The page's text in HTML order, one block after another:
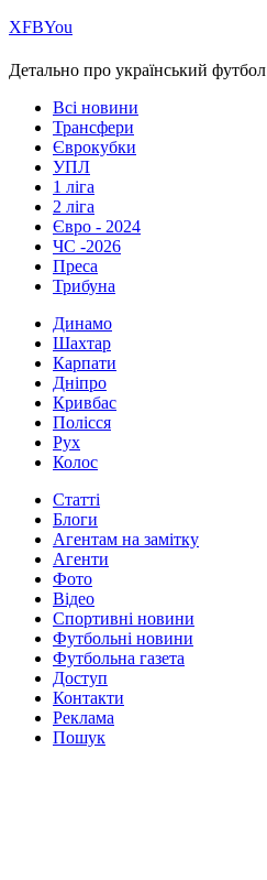
ХFBYou
Детально про український футбол
Всі новини
Трансфери
Єврокубки
УПЛ
1 ліга
2 ліга
Євро - 2024
ЧС -2026
Преса
Трибуна
Динамо
Шахтар
Карпати
Дніпро
Кривбас
Полісся
Рух
Колос
Статті
Блоги
Агентам на замітку
Агенти
Фото
Відео
Спортивні новини
Футбольні новини
Футбольна газета
Доступ
Контакти
Реклама
Пошук